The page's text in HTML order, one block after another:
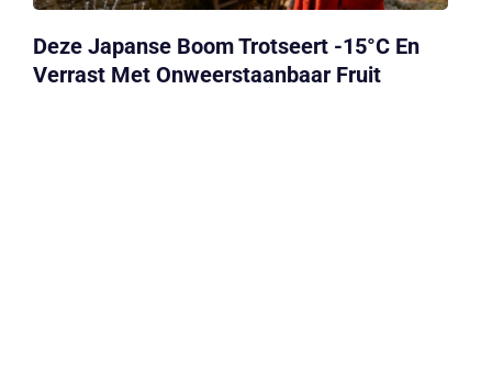
Deze Japanse Boom Trotseert -15°C En
Verrast Met Onweerstaanbaar Fruit